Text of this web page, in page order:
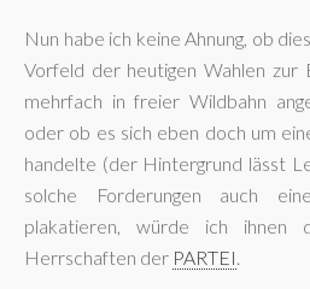
Nun habe ich keine Ahnung, ob
Vorfeld der heutigen Wahlen zur
mehrfach in freier Wildbahn
oder ob es sich eben doch um
handelte (der Hintergrund lässt
solche Forderungen auch
plakatieren, würde ich ihnen
Herrschaften der PARTEI